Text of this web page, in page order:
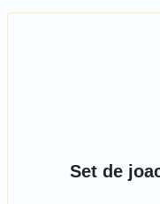
Set de